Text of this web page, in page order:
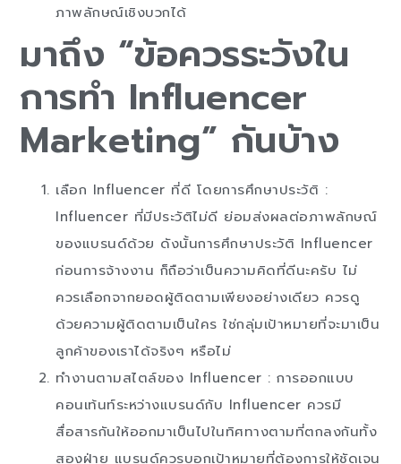
ภาพลักษณ์เชิงบวกได้
มาถึง “ข้อควรระวังใน
การทำ Influencer
Marketing” กันบ้าง
เลือก Influencer ที่ดี โดยการศึกษาประวัติ :
Influencer ที่มีประวัติไม่ดี ย่อมส่งผลต่อภาพลักษณ์
ของแบรนด์ด้วย ดังนั้นการศึกษาประวัติ Influencer
ก่อนการจ้างงาน ก็ถือว่าเป็นความคิดที่ดีนะครับ ไม่
ควรเลือกจากยอดผู้ติดตามเพียงอย่างเดียว ควรดู
ด้วยความผู้ติดตามเป็นใคร ใช่กลุ่มเป้าหมายที่จะมาเป็น
ลูกค้าของเราได้จริงๆ หรือไม่
ทำงานตามสไตล์ของ Influencer : การออกแบบ
คอนเท้นท์ระหว่างแบรนด์กับ Influencer ควรมี
สื่อสารกันให้ออกมาเป็นไปในทิศทางตามที่ตกลงกันทั้ง
สองฝ่าย แบรนด์ควรบอกเป้าหมายที่ต้องการให้ชัดเจน